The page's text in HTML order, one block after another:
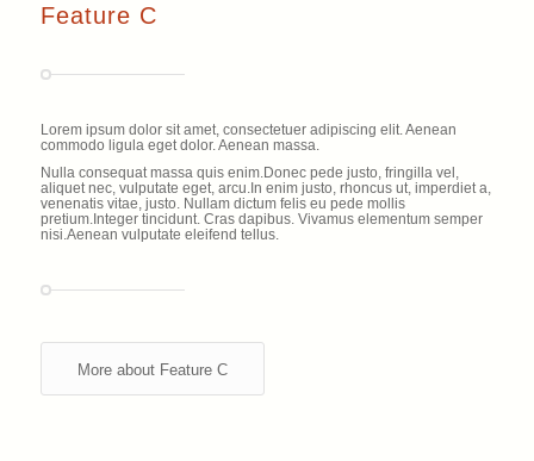
Feature C
Lorem ipsum dolor sit amet, consectetuer adipiscing elit. Aenean
commodo ligula eget dolor. Aenean massa.
Nulla consequat massa quis enim.Donec pede justo, fringilla vel,
aliquet nec, vulputate eget, arcu.In enim justo, rhoncus ut, imperdiet a,
venenatis vitae, justo. Nullam dictum felis eu pede mollis
pretium.Integer tincidunt. Cras dapibus. Vivamus elementum semper
nisi.Aenean vulputate eleifend tellus.
More about Feature C